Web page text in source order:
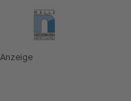
Anzeige